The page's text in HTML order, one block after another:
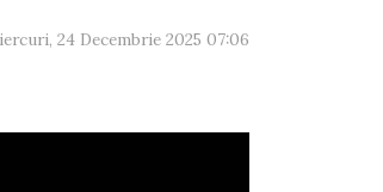
24 Decembrie 2025 07:06